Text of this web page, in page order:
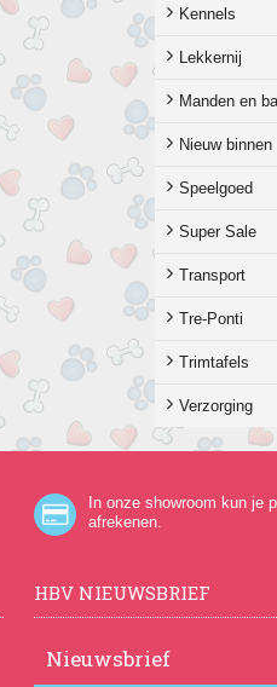
Kennels
Lekkernij
Manden en
Nieuw binnen
Speelgoed
Super Sale
Transport
Tre-Ponti
Trimtafels
Verzorging
In onze showroom kun je
afrekenen.
HBV NIEUWSBRIEF
Nieuwsbrief